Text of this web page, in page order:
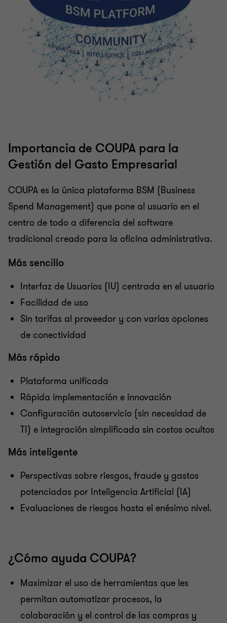
Investigaciones Forenses y Disputas
Importancia de COUPA para la
Gestión del Gasto Empresarial
COUPA es la única plataforma BSM (Business
Spend Management) que pone al usuario en el
centro de todo a diferencia del software
tradicional creado para la oficina administrativa.
Más sencillo
Interfaz de Usuarios (IU) centrada en el usuario
Facilidad de uso
Sin tarifas al proveedor y con varias opciones
de conectividad
Más rápido
Plataforma unificada
Rápida implementación e innovación
Configuración autoservicio (sin necesidad de
TI) e integración simplificada sin costos ocultos
Más inteligente
Perspectivas sobre riesgos, fraude y gastos
potenciadas por Inteligencia Artificial (IA)
Evaluaciones de riesgos hasta el enésimo nivel.
¿Cómo ayuda COUPA?
Maximizar el uso de herramientas que les
permitan automatizar procesos, la
colaboración y el control de las compras y